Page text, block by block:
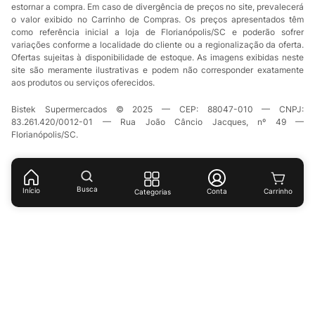
Início Busca Categorias Conta
estornar a compra. Em caso de divergência de preços no site, prevalecerá
o valor exibido no Carrinho de Compras. Os preços apresentados têm
como referência inicial a loja de Florianópolis/SC e poderão sofrer
variações conforme a localidade do cliente ou a regionalização da oferta.
Ofertas sujeitas à disponibilidade de estoque. As imagens exibidas neste
site são meramente ilustrativas e podem não corresponder exatamente
aos produtos ou serviços oferecidos.
Bistek Supermercados © 2025 — CEP: 88047-010 — CNPJ:
83.261.420/0012-01 — Rua João Câncio Jacques, nº 49 —
Florianópolis/SC.